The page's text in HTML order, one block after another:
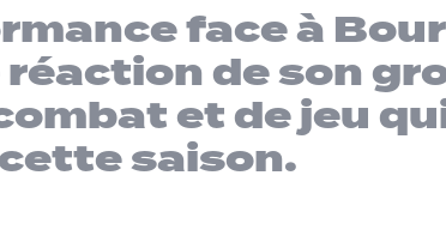
face à
de son
et de jeu
saison.